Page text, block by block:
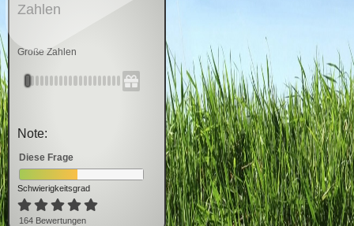
Zahlen
Große Zahlen
Note:
Diese Frage
Schwierigkeitsgrad
164 Bewertungen